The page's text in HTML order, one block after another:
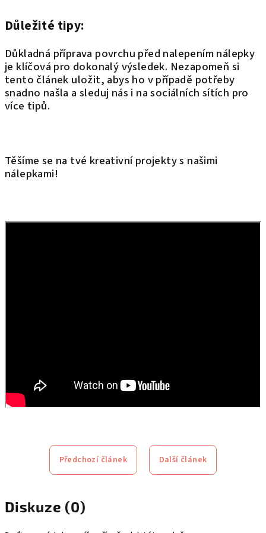
Důležité tipy:
Důkladná příprava povrchu před nalepením nálepky
je klíčová pro dokonalý výsledek. Nezapomeň si
tento článek uložit, abys ho v případě potřeby
snadno našla a sleduj nás i na sociálních sítích pro
více tipů.
Těšíme se na tvé kreativní projekty s našimi
nálepkami!
Předchozí článek Další článek
Diskuze (0)